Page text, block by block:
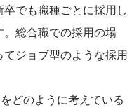
でも職種ごとに採用し
総合職での採用の場
ジョブ型のような採用
どのように考えている